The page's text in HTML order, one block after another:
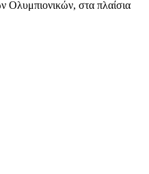
Ολυμπιονικών, στα πλαίσια